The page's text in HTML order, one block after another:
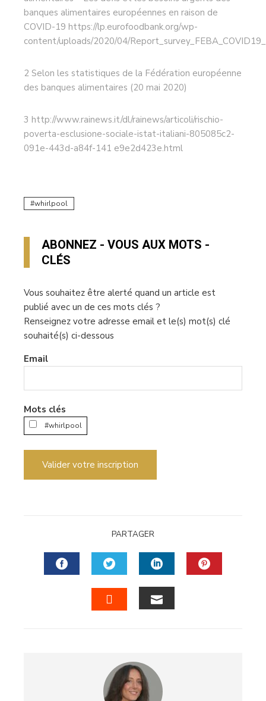
banques alimentaires européennes en raison de
COVID-19 https://lp.eurofoodbank.org/wp-
content/uploads/2020/04/
2 Selon les statistiques de la Fédération européenne
des banques alimentaires (20 mai 2020)
3 http://www.rainews.it/dl/rainews/articoli/rischio-
poverta-esclusione-sociale-istat-italiani-805085c2-
091e-443d-a84f-141 e9e2d423e.html
whirlpool
ABONNEZ - VOUS AUX MOTS -
CLÉS
Vous souhaitez être alerté quand un article est
publié avec un de ces mots clés ?
Renseignez votre adresse email et le(s) mot(s) clé
souhaité(s) ci-dessous
Email
Mots clés
#whirlpool
Valider votre inscription
PARTAGER
FACEBOOKTWITTERLINKEDIN